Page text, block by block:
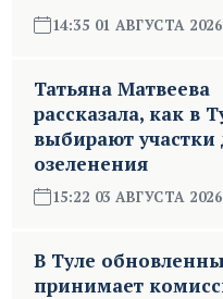
14:35 01 АВГУСТА 2026
Татьяна Матвеева
рассказала, как в
выбирают участки
озеленения
15:22 03 АВГУСТА 2026
В Туле
принимает